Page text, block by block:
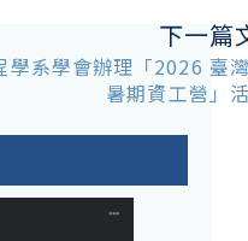
下一篇
學系學會辦理「2026 臺
暑期資工營」